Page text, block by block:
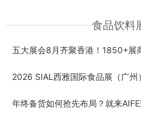
食品饮料
五大展会8月齐聚香港！1850+展
2026 SIAL西雅国际食品展（广州
年终备货如何抢先布局？就来